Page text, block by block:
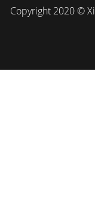
Copyright 2020 ©